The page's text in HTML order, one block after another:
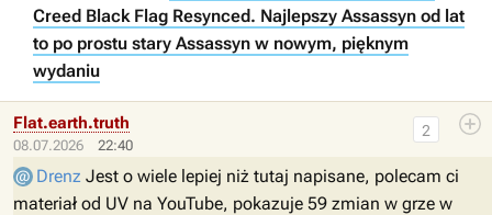
Creed Black Flag Resynced. Najlepszy Assassyn od lat
to po prostu stary Assassyn w nowym, pięknym
wydaniu
08.07.2026 22:40
2
Flat.earth.truth
Drenz Jest o wiele lepiej niż tutaj napisane, polecam ci
materiał od UV na YouTube, pokazuje 59 zmian w grze w